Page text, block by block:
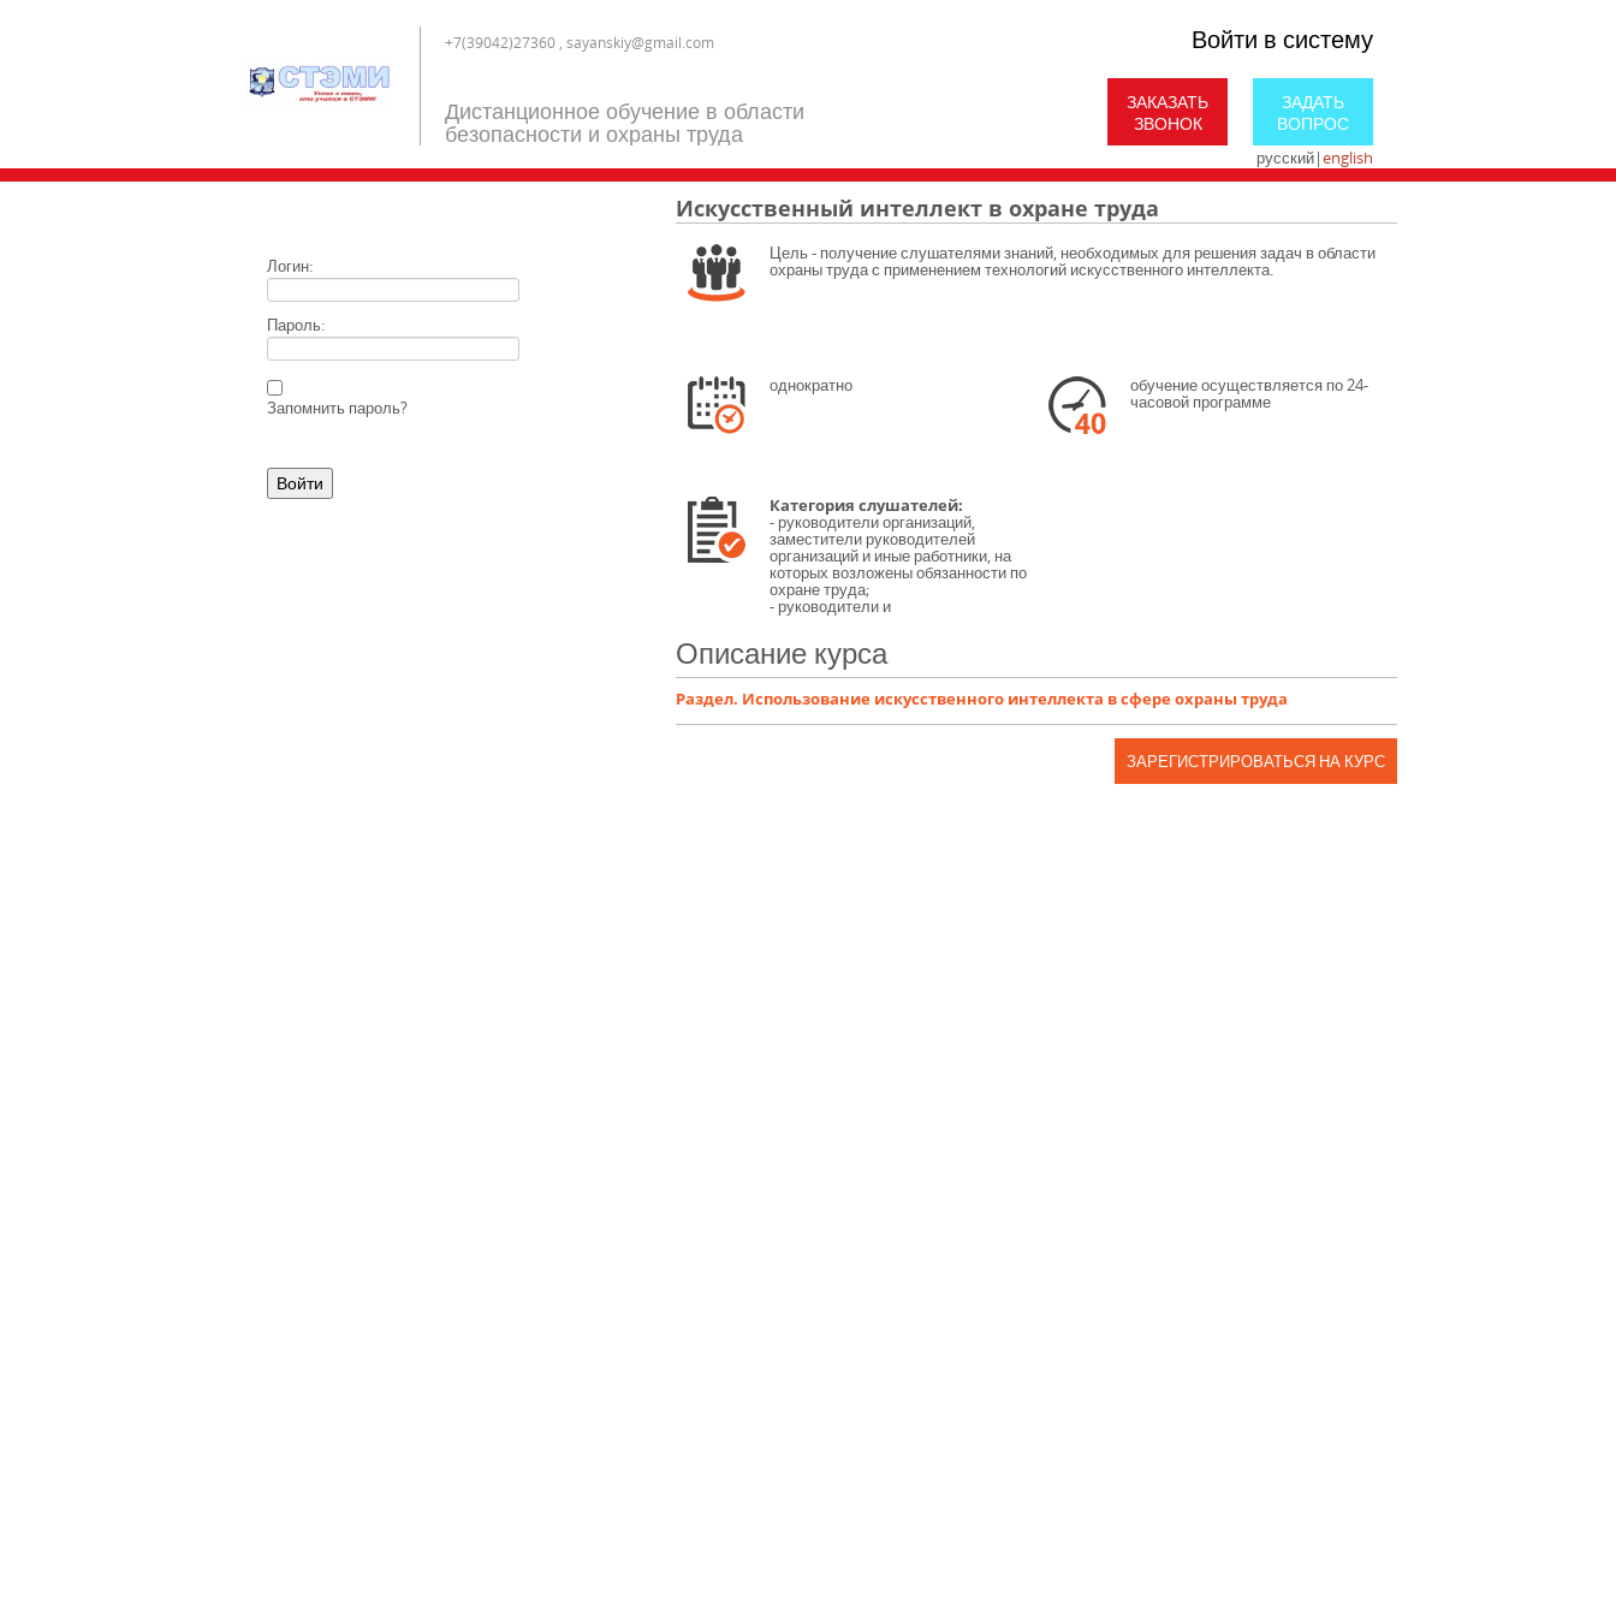
Войти в систему
ЗАКАЗАТЬ
ЗВОНОК
ЗАДАТЬ
ВОПРОС
русский|english
+7(39042)27360 , sayanskiy@gmail.com
Дистанционное обучение в области
безопасности и охраны труда
Логин:
Пароль:
Запомнить пароль?
Искусственный интеллект в охране труда
Цель - получение слушателями знаний, необходимых для решения задач в области
охраны труда с применением технологий искусственного интеллекта.
однократно обучение осуществляется по 24-
часовой программе
Категория слушателей:
- руководители организаций,
заместители руководителей
организаций и иные работники, на
которых возложены обязанности по
охране труда;
- руководители и
специалисты служб охраны труда;
охране труда,
уполномоченные (доверенные)
профессиональных союзов и иных
уполномоченных работниками
Описание курса
Раздел. Использование искусственного интеллекта в сфере охраны труда
ЗАРЕГИСТРИРОВАТЬСЯ НА КУРС